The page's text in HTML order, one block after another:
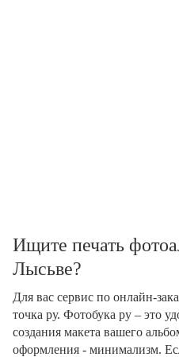
Ищите печать
Лысьве?
Для вас сервис по онлайн-
точка ру. Фотобука ру – это
создания макета вашего
оформления - минимализм.